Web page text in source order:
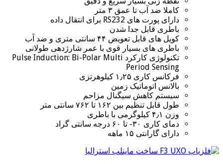
کاملا ضد آب تا عمق ۳ متر
دارای پورت های RS232 برای انتقال داده
باطری قابل جدا شدن
کویل های قابل تعویض ۴۴ سانتی متری و ضد آب
باطری های بسیار قوی با عمر شارژدهی طولانی
تکنولوژی کارکرد Pulse Induction: Bi-Polar Multi
Period Sensing
فرکانس کاری ۱٫۲۵ کیلوهرتزی
بالانس اتوماتیک زمین
سیستم کاهش سیگنال مزاحم
طول قابل تنظیم بین ۱۶۲ تا ۷۶۲ سانتی متر
وزن ۴٫۱ کیلوگرمی با باطری
دمای کاری ۳۰- تا ۶۰ درجه سانتی گراد
دارای گارانتی ۱۵ ماهه